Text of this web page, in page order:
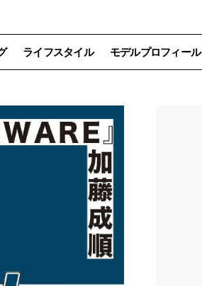
ライフスタイル モデルプロフィール